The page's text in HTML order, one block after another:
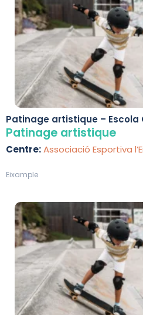
Patinage artistique – Escola
Patinage artistique
Centre:Associació Esportiva
Eixample